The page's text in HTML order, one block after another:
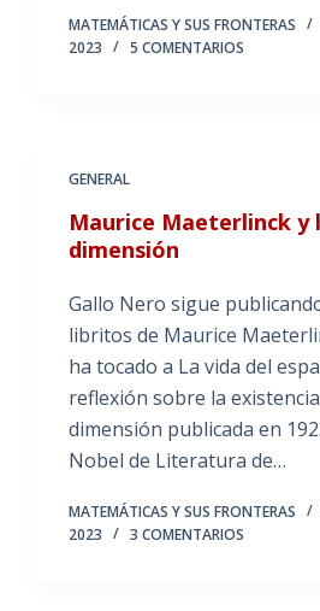
MATEMÁTICAS Y SUS FRONTERAS
2023
5 COMENTARIOS
GENERAL
Maurice Maeterlinck y
dimensión
Gallo Nero sigue
libritos de Maurice
ha tocado a La vida del
reflexión sobre la
dimensión publicada en
Nobel de Literatura de…
MATEMÁTICAS Y SUS FRONTERAS
2023
3 COMENTARIOS